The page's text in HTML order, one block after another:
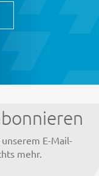
E-Mail-
mehr.